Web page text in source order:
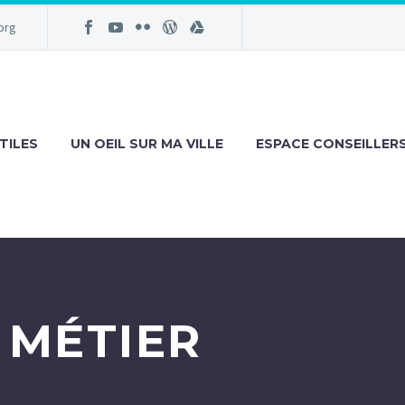
UN OEIL SUR MA VILLE ESPACE